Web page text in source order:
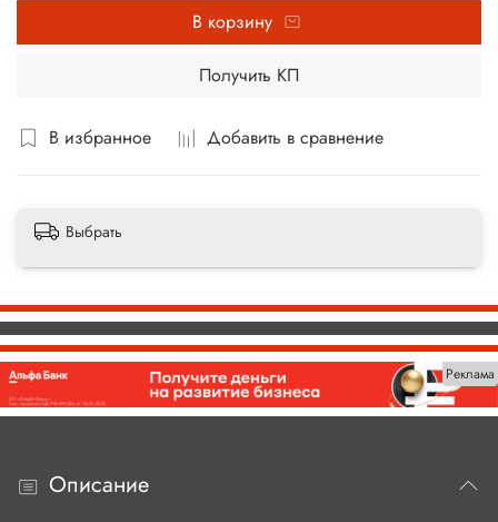
В избранное Добавить в сравнение
В корзину
Получить КП
Выбрать
Реклама
Описание